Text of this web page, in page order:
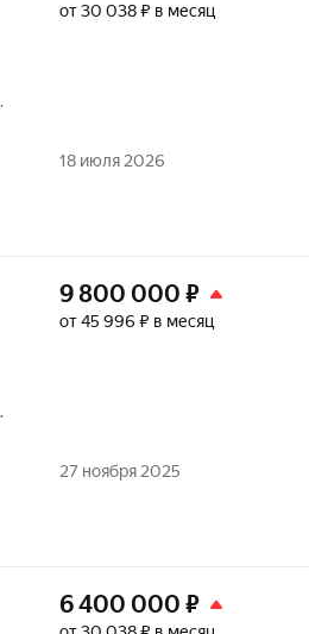
от 30 038 ₽ в месяц
18 июля 2026
9 800 000 ₽
от 45 996 ₽ в месяц
27 ноября 2025
6 400 000 ₽